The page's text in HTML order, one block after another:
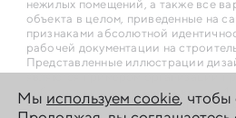
нежилых помещений, а также все
объекта в целом, приведенные на
признаками абсолютной
рабочей документации на
Представленные иллюстрации
являются примером организации
меблировки и сочетания цветов.
фотографиях и рисунках могут
Мы используем cookie, чтобы